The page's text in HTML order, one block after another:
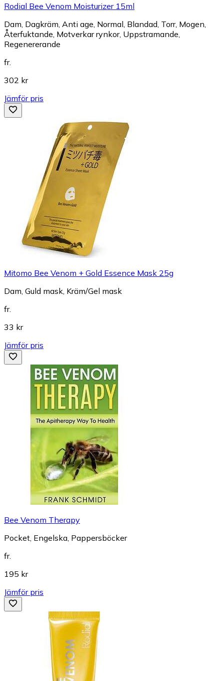
Rodial Bee Venom Moisturizer 15ml
Dam, Dagkräm, Anti age, Normal, Blandad, Torr, Mogen,
Återfuktande, Motverkar rynkor, Uppstramande,
Regenererande
fr.
302 kr
Jämför pris
Mitomo Bee Venom + Gold Essence Mask 25g
Dam, Guld mask, Kräm/Gel mask
fr.
33 kr
Jämför pris
Bee Venom Therapy
Pocket, Engelska, Pappersböcker
fr.
195 kr
Jämför pris